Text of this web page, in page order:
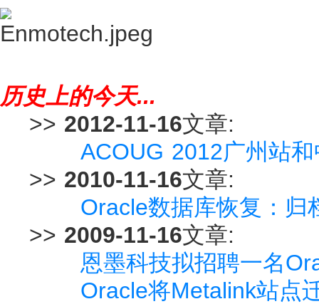
历史上的今天...
>> 2012-11-16文章:
ACOUG 2012广州站
>> 2010-11-16文章:
Oracle数据库恢复：归
>> 2009-11-16文章:
恩墨科技拟招聘一名
Oracle将Metalink站点